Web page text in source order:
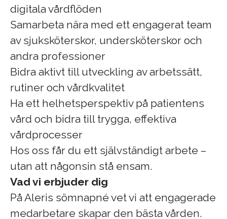
digitala vårdflöden
Samarbeta nära med ett engagerat team
av sjuksköterskor, undersköterskor och
andra professioner
Bidra aktivt till utveckling av arbetssätt,
rutiner och vårdkvalitet
Ha ett helhetsperspektiv på patientens
vård och bidra till trygga, effektiva
vårdprocesser
Hos oss får du ett självständigt arbete –
utan att någonsin stå ensam.
Vad vi erbjuder dig
På Aleris sömnapné vet vi att engagerade
medarbetare skapar den bästa vården.